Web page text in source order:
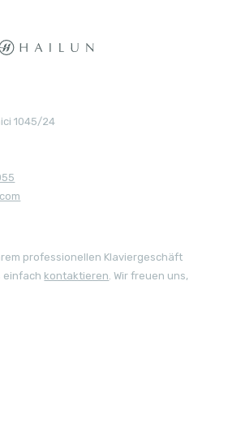
1045/24
professionellen Klaviergeschäft
einfach kontaktieren . Wir freuen uns,